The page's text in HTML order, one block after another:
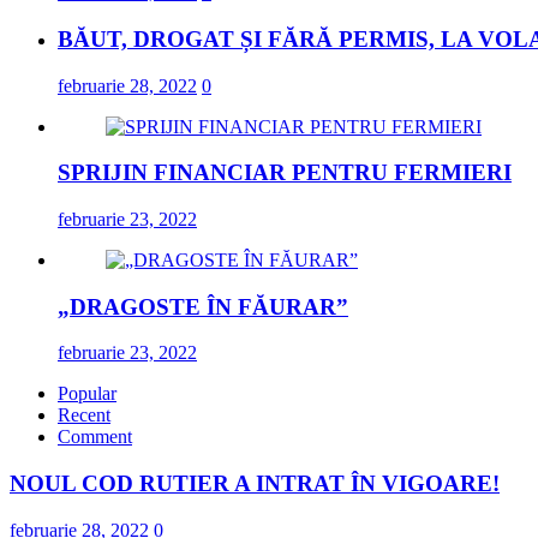
BĂUT, DROGAT ȘI FĂRĂ PERMIS, LA
februarie 28, 2022 0
SPRIJIN FINANCIAR PENTRU FERMIERI
februarie 23, 2022
„DRAGOSTE ÎN FĂURAR”
februarie 23, 2022
Popular
Recent
Comment
NOUL COD RUTIER A INTRAT ÎN VIGOARE!
februarie 28, 2022 0